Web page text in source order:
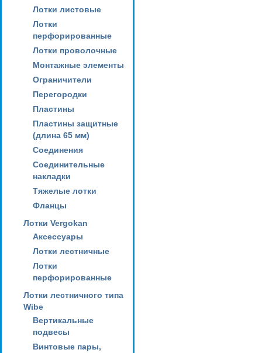
Лотки листовые
Лотки
перфорированные
Лотки проволочные
Монтажные элементы
Ограничители
Перегородки
Пластины
Пластины защитные
(длина 65 мм)
Соединения
Соединительные
накладки
Тяжелые лотки
Фланцы
Лотки Vergokan
Аксессуары
Лотки лестничные
Лотки
перфорированные
Лотки лестничного типа
Wibe
Вертикальные
подвесы
Винтовые пары,